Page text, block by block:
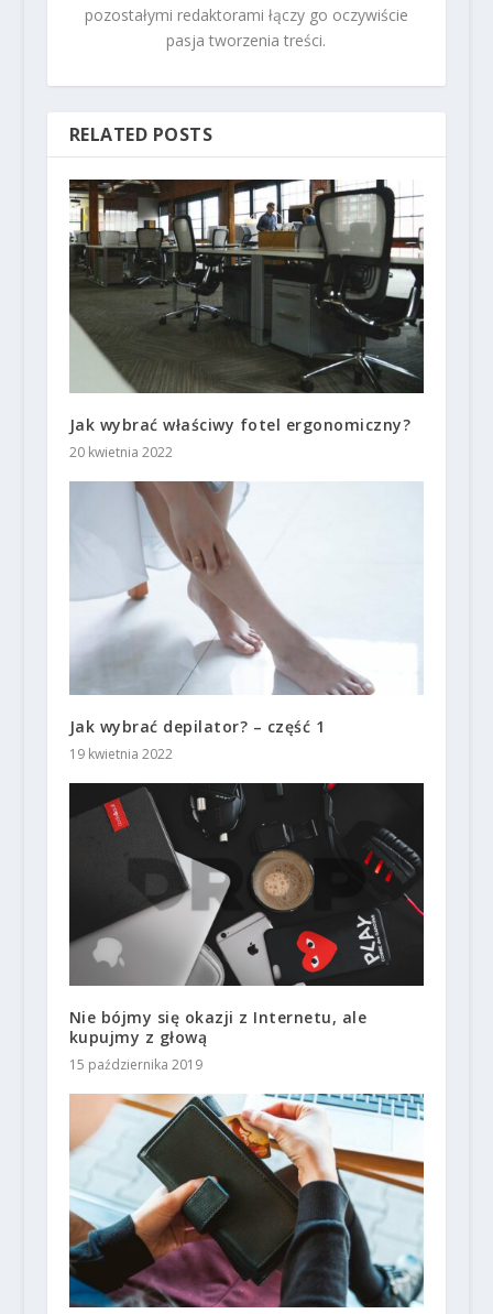
pozostałymi redaktorami łączy go oczywiście
pasja tworzenia treści.
RELATED POSTS
Jak wybrać właściwy fotel ergonomiczny?
20 kwietnia 2022
Jak wybrać depilator? – część 1
19 kwietnia 2022
Nie bójmy się okazji z Internetu, ale
kupujmy z głową
15 października 2019